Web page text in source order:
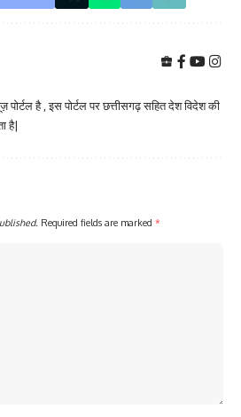
है , इस पोर्टल पर छत्तीसगढ़ सहित देश विदेश की
है|
Required fields are marked *